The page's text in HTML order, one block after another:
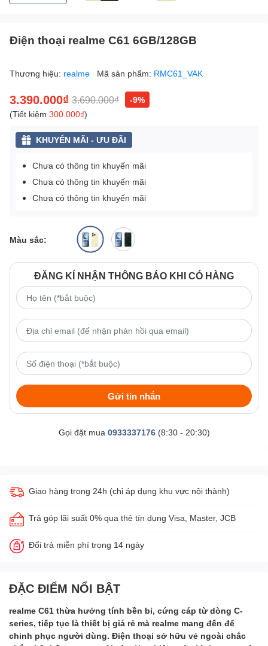
Điện thoại realme C61 6GB/128GB
Thương hiệu: realme Mã sản phẩm: RMC61_VAK
3.390.000₫ 3.690.000₫
-9%
(Tiết kiệm 300.000₫)
KHUYẾN MÃI - ƯU ĐÃI
Chưa có thông tin khuyến mãi
Chưa có thông tin khuyến mãi
Chưa có thông tin khuyến mãi
Màu sắc:
ĐĂNG KÍ NHẬN THÔNG BÁO KHI CÓ HÀNG
Gửi tin nhắn
Gọi đặt mua 0933337176(8:30 - 20:30)
Giao hàng trong 24h (chỉ áp dụng khu vực nội thành)
Trả góp lãi suất 0% qua thẻ tín dụng Visa, Master, JCB
Đổi trả miễn phí trong 14 ngày
ĐẶC ĐIỂM NỔI BẬT
realme C61 thừa hưởng tính bền bỉ, cứng cáp từ dòng C-
series, tiếp tục là thiết bị giá rẻ mà realme mang đến để
chinh phục người dùng. Điện thoại sở hữu vẻ ngoài chắc